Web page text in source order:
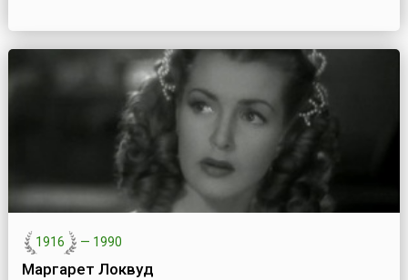
1916 — 1990
Маргарет Локвуд